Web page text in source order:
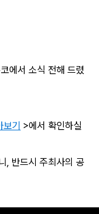
에서 소식 전해 드렸
보기 >에서 확인하실
, 반드시 주최사의 공